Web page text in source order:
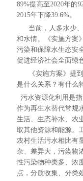
89%提高至2020年的
2015年下降39.6%。
当前，人多水少、
和水情。《实施方案
污染和保障水生态安
促进经济社会全面绿
《实施方案》提到
是什么关系？有什么
污水资源化利用是
作为再生水替代常规
生活、生态补水、农
取其他资源和能源。
农村生活污水相比有
杂、差异大，污染物
性污染物种类多、浓
点，分质收集、分类